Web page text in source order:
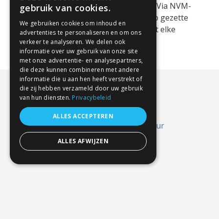
recordaantal woningen te koop gezet. Via NVM-
Makelaars. Het feitelijke aantal te koop gezette
woningen is nog veel hoger omdat niet elke
makelaar lid is van NVM. Kopers [...]
gebruik van cookies.
We gebruiken cookies om inhoud en
advertenties te personaliseren en om ons
verkeer te analyseren. We delen ook
informatie over uw gebruik van onze site
met onze advertentie- en analysepartners,
die deze kunnen combineren met andere
informatie die u aan hen heeft verstrekt of
die zij hebben verzameld door uw gebruik
van hun diensten. Privacybeleid
ALLES ACCEPTEREN
ALLES AFWIJZEN